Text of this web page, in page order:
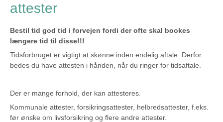
attester
Bestil tid god tid i forvejen fordi der ofte skal bookes
længere tid til disse!!!
Tidsforbruget er vigtigt at skønne inden endelig aftale. Derfor
bedes du have attesten i hånden, når du ringer for tidsaftale.
Der er mange forhold, der kan attesteres.
Kommunale attester, forsikringsattester, helbredsattester, f.eks.
før ønske om livsforsikring og flere andre attester.